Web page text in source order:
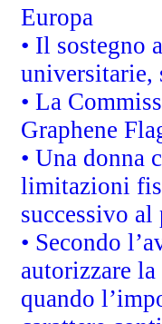
Europa
• Il sostegno
universitarie,
• La
Graphene
• Una donna
limitazioni
successivo
• Secondo
autorizzare
quando